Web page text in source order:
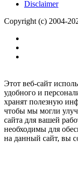
Disclaimer
Copyright (c) 2004-
Этот веб-сайт
удобного и
хранят полезную
чтобы мы могли
сайта для вашей
необходимы для
на данный сайт, вы